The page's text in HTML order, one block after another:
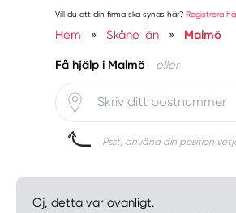
Vill du att din firma ska synas här? Registrera
Hem » Skåne län » Malmö
Få hjälp i Malmö eller
Psst, använd din position
Oj, detta var ovanligt.